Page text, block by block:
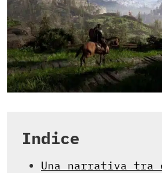
Indice
Una narrativa tra